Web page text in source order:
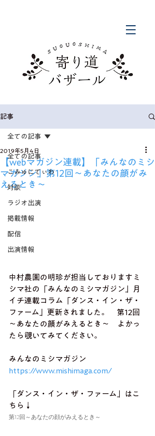
記事
全ての記事
こみゅにてぃわ
対談
ラジオ出演
掲載情報
配信
出演情報
全ての記事
【webマガジン連載】「みんなのミシ
マガジン」第12回～あなたの顔がみ
えるとき～
2019年5月4日
中村農園の明珍が担当しておりますミ
シマ社の「みんなのミシマガジン」月
イチ連載コラム「ダンス・イン・ザ・
ファーム」更新されました。　第12回
～あなたの顔がみえるとき～　よかっ
たら覗いてみてください。
みんなのミシマガジン
https://www.mishimaga.com/
「ダンス・イン・ザ・ファーム」はこ
ちら↓
第12回～あなたの顔がみえるとき～